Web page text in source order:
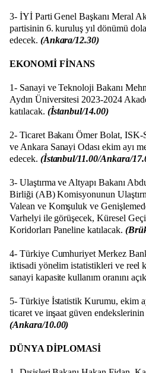
3- İYİ Parti Genel Başkanı Meral
partisinin 6. kuruluş yıl dönümü
edecek. (Ankara/12.30)
EKONOMİ FİNANS
1- Sanayi ve Teknoloji Bakanı
Aydın Üniversitesi 2023-2024
katılacak. (İstanbul/14.00)
2- Ticaret Bakanı Ömer Bolat, ISK-
ve Ankara Sanayi Odası ekim ayı
edecek. (İstanbul/11.00/Ankara/
3- Ulaştırma ve Altyapı Bakanı
Birliği (AB) Komisyonunun
Valean ve Komşuluk ve
Varhelyi ile görüşecek, Küresel
Koridorları Paneline katılacak.
4- Türkiye Cumhuriyet Merkez
iktisadi yönelim istatistikleri ve reel
sanayi kapasite kullanım oranını
5- Türkiye İstatistik Kurumu, ekim
ticaret ve inşaat güven
(Ankara/10.00)
DÜNYA DİPLOMASİ